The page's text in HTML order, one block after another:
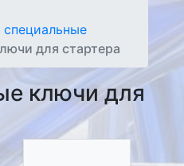
для стартера
ключи для